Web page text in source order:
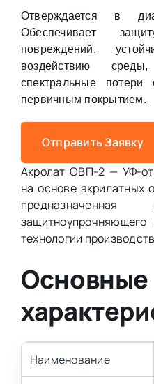
Отверждается в
Обеспечивает
повреждений,
воздействию
спектральные
первичным покрытием.
Отправить Заявку
Акролат ОВП-2 — УФ-
на основе акрилатных
технологии
Основные
Наименование